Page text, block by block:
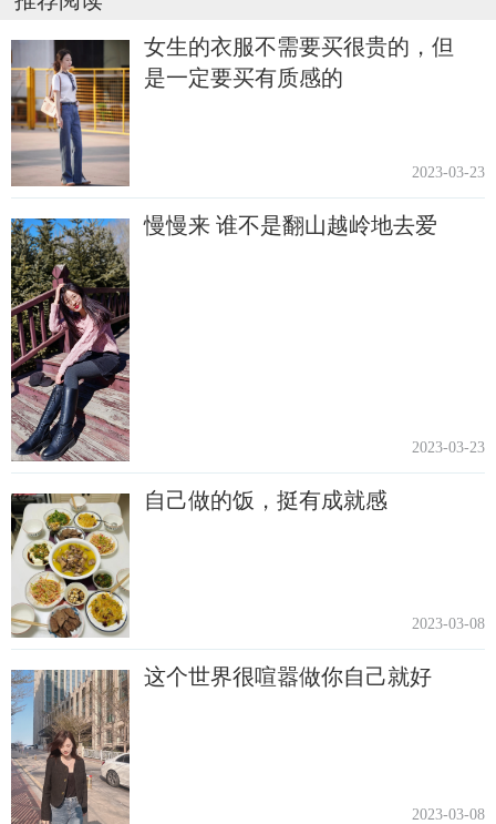
女生的衣服不需要买很贵的，但
是一定要买有质感的
2023-03-23
慢慢来 谁不是翻山越岭地去爱
2023-03-23
自己做的饭，挺有成就感
2023-03-08
这个世界很喧嚣做你自己就好
2023-03-08